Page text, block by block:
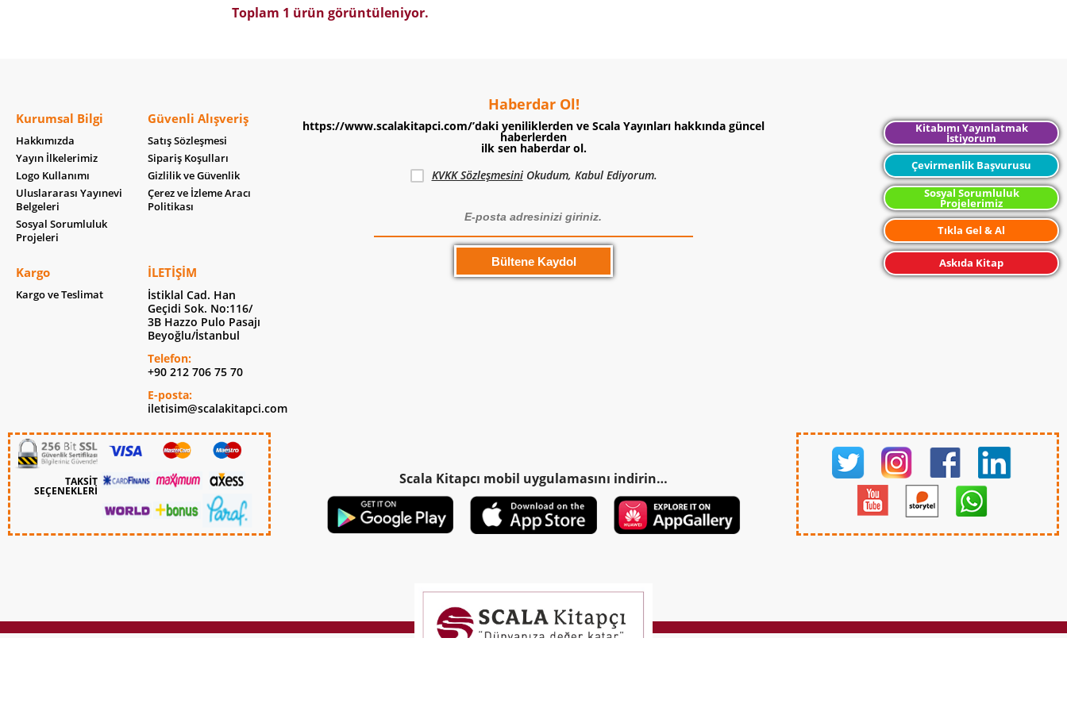
Toplam 1 ürün görüntüleniyor.
Kurumsal Bilgi
Hakkımızda
Yayın İlkelerimiz
Logo Kullanımı
Uluslararası Yayınevi
Belgeleri
Sosyal Sorumluluk
Projeleri
Güvenli Alışveriş
Satış Sözleşmesi
Sipariş Koşulları
Gizlilik ve Güvenlik
Çerez ve İzleme Aracı
Politikası
Kargo
Kargo ve Teslimat
İLETIŞIM
İstiklal Cad. Han
Geçidi Sok. No:116/
3B Hazzo Pulo Pasajı
Beyoğlu/İstanbul
Telefon:
+90 212 706 75 70
E-posta:
iletisim@scalakitapci.com
TAKSİT
SEÇENEKLERİ
Haberdar Ol!
https://www.scalakitapci.com/’daki yeniliklerden ve Scala Yayınları hakkında güncel
haberlerden
ilk sen haberdar ol.
KVKK SözleşmesiniOkudum, Kabul Ediyorum.
Scala Kitapcı mobil uygulamasını indirin…
Kitabımı Yayınlatmak
İstiyorum
Çevirmenlik Başvurusu
Sosyal Sorumluluk
Projelerimiz
Tıkla Gel & Al
Askıda Kitap